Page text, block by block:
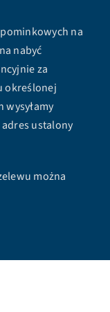
na
nabyć
za
określonej
wysyłamy
ustalony
można